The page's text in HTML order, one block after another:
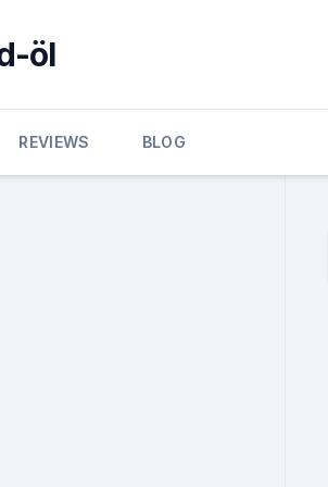
öl
REVIEWS BLOG